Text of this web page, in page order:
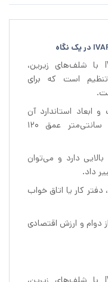
کمد کتابخانه‌ای ایکیا مدل IVAR با شلف‌های زیرین،
است که برای
استاندارد آن
حدود ۸۰ سانتی‌متر عرض، ۳۰ سانتی‌متر عمق ۱۲۰
دارد و می‌توان
داد.
کار یا اتاق خواب
و ارزش اقتصادی